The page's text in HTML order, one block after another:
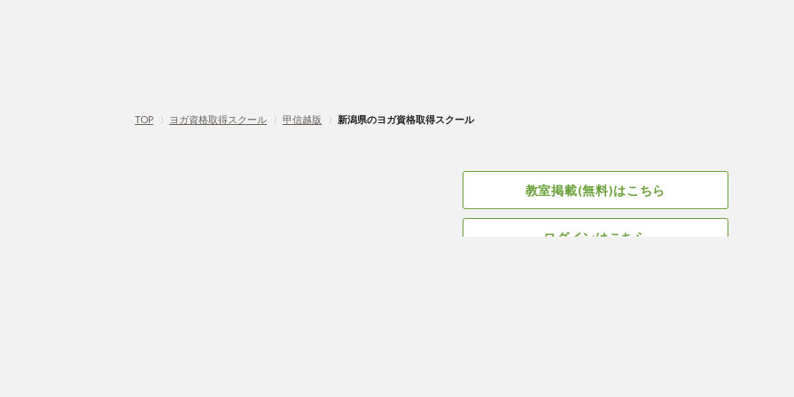
TOP 〉 ヨガ資格取得スクール 〉 甲信越版 〉 新潟県のヨガ資格取得スクール
教室掲載(無料)はこちら
ログインはこちら